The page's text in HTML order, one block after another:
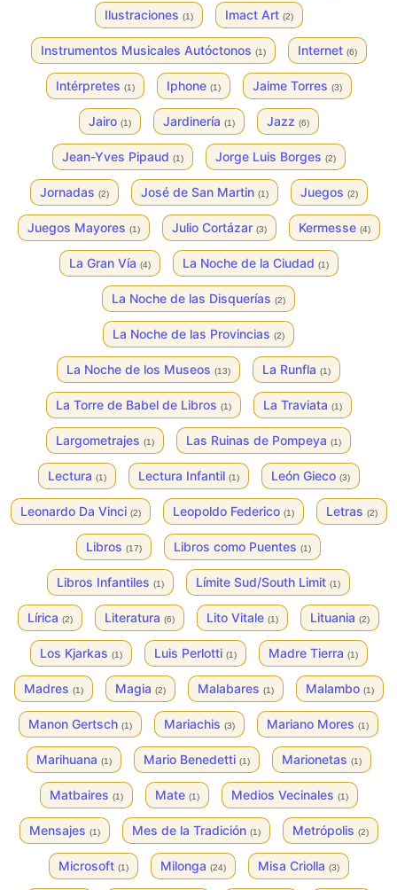
Ilustraciones (1) Imact Art (2)
Instrumentos Musicales Autóctonos (1) Internet (6)
Intérpretes (1) Iphone (1) Jaime Torres (3)
Jairo (1) Jardinería (1) Jazz (6)
Jean-Yves Pipaud (1) Jorge Luis Borges (2)
Jornadas (2) José de San Martin (1) Juegos (2)
Juegos Mayores (1) Julio Cortázar (3) Kermesse (4)
La Gran Vía (4) La Noche de la Ciudad (1)
La Noche de las Disquerías (2)
La Noche de las Provincias (2)
La Noche de los Museos (13) La Runfla (1)
La Torre de Babel de Libros (1) La Traviata (1)
Largometrajes (1) Las Ruinas de Pompeya (1)
Lectura (1) Lectura Infantil (1) León Gieco (3)
Leonardo Da Vinci (2) Leopoldo Federico (1) Letras (2)
Libros (17) Libros como Puentes (1)
Libros Infantiles (1) Límite Sud/South Limit (1)
Lírica (2) Literatura (6) Lito Vitale (1) Lituania (2)
Los Kjarkas (1) Luis Perlotti (1) Madre Tierra (1)
Madres (1) Magia (2) Malabares (1) Malambo (1)
Manon Gertsch (1) Mariachis (3) Mariano Mores (1)
Marihuana (1) Mario Benedetti (1) Marionetas (1)
Matbaires (1) Mate (1) Medios Vecinales (1)
Mensajes (1) Mes de la Tradición (1) Metrópolis (2)
Microsoft (1) Milonga (24) Misa Criolla (3)